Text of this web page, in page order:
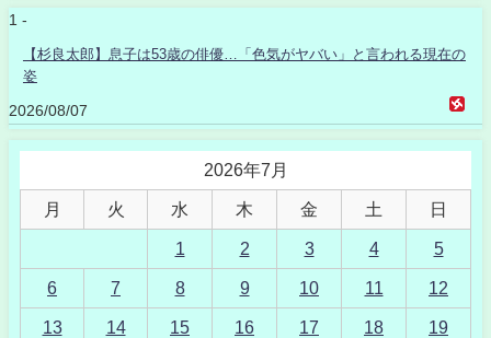
1 -
【杉良太郎】息子は53歳の俳優…「色気がヤバい」と言われる現在の
姿
2026/08/07
2026年7月
月 火 水 木 金 土 日
1 2 3 4 5
6 7 8 9 10 11 12
13 14 15 16 17 18 19